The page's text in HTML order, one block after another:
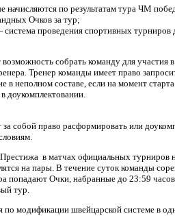
по результатам тура ЧМ
Очков за тур;
проведения спортивных турниров
собрать команду для
Тренер команды имеет право
в неполном составе, если на момент
доукомплектовании.
собой право расформировать или
в матчах официальных турниров
на пары. В течение суток команды
попадают Очки, набранные до 23:59
тур.
по модификации швейцарской системе в